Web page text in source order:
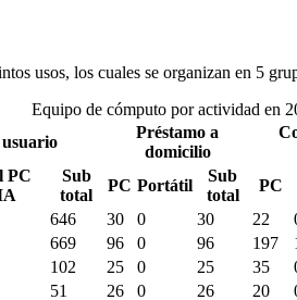
usos, los cuales se organizan en 5
Equipo de cómputo por actividad en
Préstamo a
domicilio
PC
Sub
total
PC Portátil
Sub
total
PC
646 30 0 30 22
669 96 0 96 197
102 25 0 25 35
51 26 0 26 20